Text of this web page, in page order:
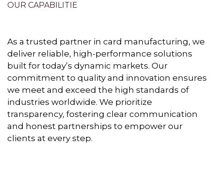
OUR CAPABILITIE
As a trusted partner in card manufacturing, we
deliver reliable, high-performance solutions
built for today’s dynamic markets. Our
commitment to quality and innovation ensures
we meet and exceed the high standards of
industries worldwide. We prioritize
transparency, fostering clear communication
and honest partnerships to empower our
clients at every step.